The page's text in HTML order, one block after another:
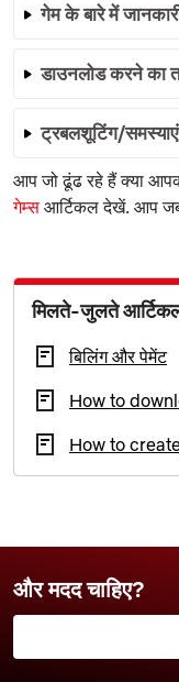
गेम के बारे में
डाउनलोड करने का
ट्रबलशूटिंग/समस्याएं
आप जो ढूंढ रहे हैं क्या
गेम्स आर्टिकल देखें. आप
मिलते-जुलते
बिलिंग और पेमेंट
How to
How to
और मदद चाहिए?